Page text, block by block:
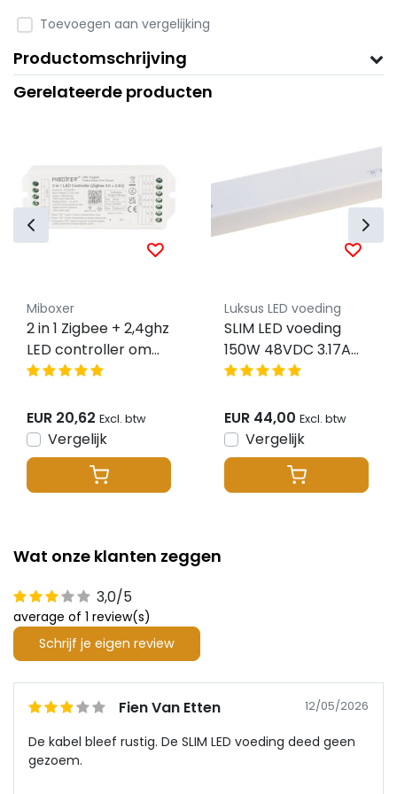
Toevoegen aan vergelijking
Productomschrijving
Gerelateerde producten
Miboxer
2 in 1 Zigbee + 2,4ghz
LED controller om
enkel kleurige / dual
bedienen - PZ2
12V/24V/48V
EUR 20,62 Excl. btw
Vergelijk
Luksus LED voeding
SLIM LED voeding
150W 48VDC 3.17A
CV – FTPC150V48-
EUR 44,00 Excl. btw
Vergelijk
Wat onze klanten zeggen
3,0/5
average of 1 review(s)
Schrijf je eigen review
Fien Van Etten 12/05/2026
De kabel bleef rustig. De SLIM LED voeding deed geen
gezoem.